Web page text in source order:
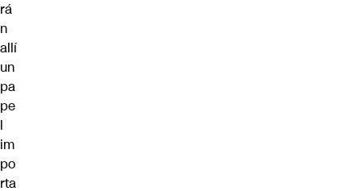
rá
n
allí
un
pa
pe
l
im
po
rta